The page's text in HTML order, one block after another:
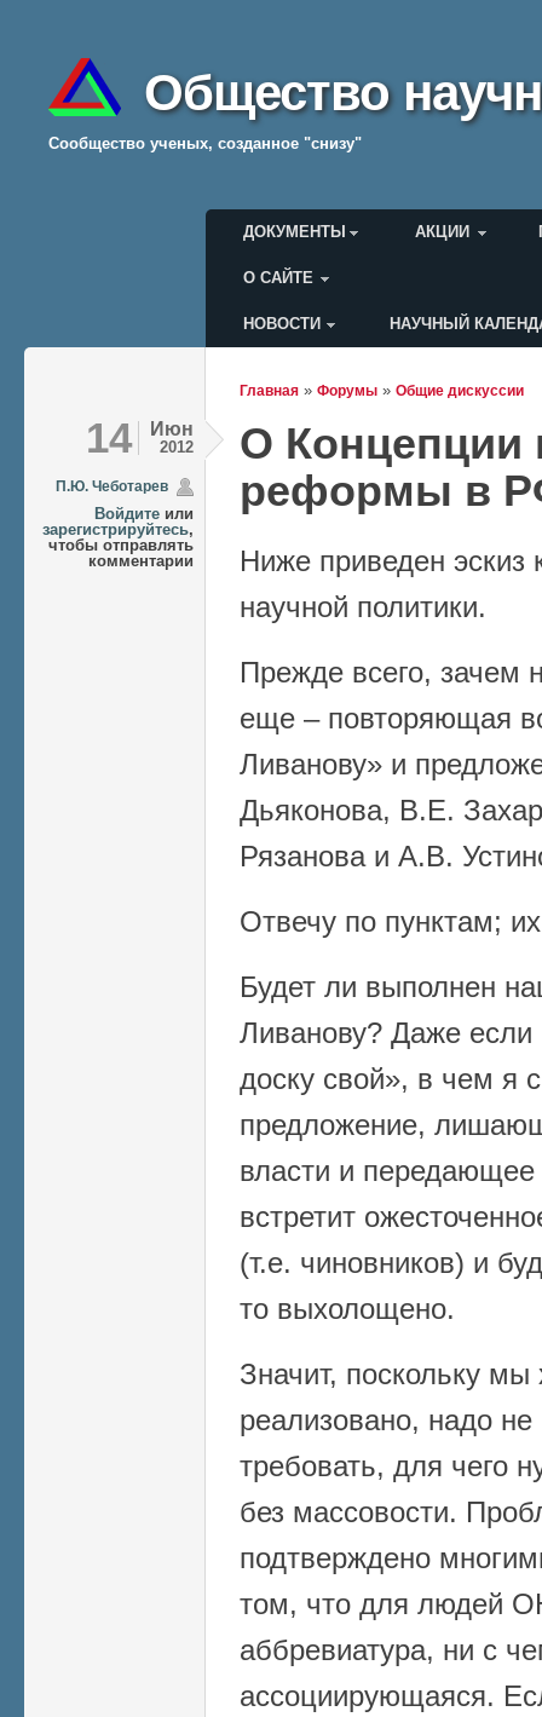
Общество
Cообщество ученых, созданное "снизу"
Главное меню
ДОКУМЕНТЫ АКЦИИ
О САЙТЕ
Меню пользователя
НОВОСТИ НАУЧНЫЙ
Главная » Форумы » Общие дискуссии
14 Июн
2012
П.Ю. Чеботарев
Войдите или
зарегистрируйтесь,
чтобы отправлять
комментарии
О Концепции
реформы в
Ниже приведен
научной политики.
Прежде всего, зачем
еще – повторяющая
Ливанову» и
Дьяконова, В.Е.
Рязанова и А.В.
Отвечу по пунктам;
Будет ли выполнен
Ливанову? Даже
доску свой», в чем я
предложение,
власти и
встретит
(т.е. чиновников) и
то выхолощено.
Значит, поскольку
реализовано, надо не
требовать, для чего
без массовости.
подтверждено
том, что для людей
аббревиатура, ни с
ассоциирующаяся.